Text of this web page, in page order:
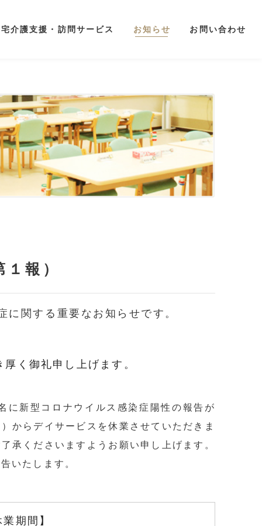
介護支援・訪問サービス お知らせ お問い合わせ
報）
関する重要なお知らせです。
く御礼申し上げます。
新型コロナウイルス感染症陽性の報告が
からデイサービスを休業させていただきま
承くださいますようお願い申し上げます。
いたします。
期間 】